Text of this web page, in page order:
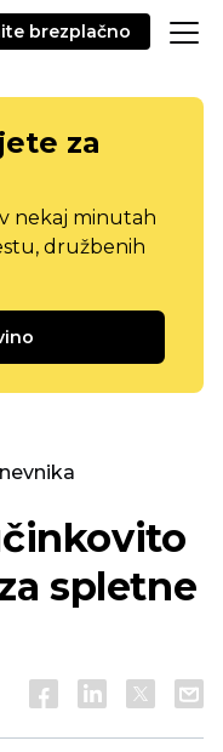
brezplačno
za
nekaj minutah
družbenih
spletne